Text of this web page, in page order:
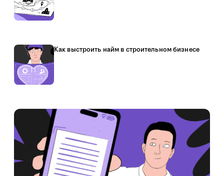
Как выстроить найм в строительном бизнесе